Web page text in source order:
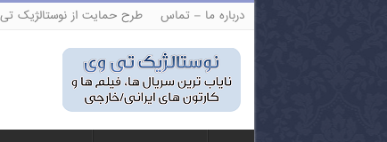
درباره ما – تماس طرح حمایت از نوستالژیک